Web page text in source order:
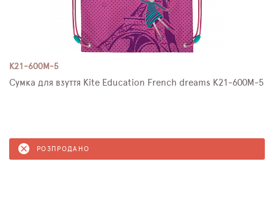
K21-600M-5
Сумка для взуття Kite Education French dreams K21-600M-5
РОЗПРОДАНО